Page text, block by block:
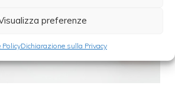
preferenze
PolicyDichiarazione sulla Privacy